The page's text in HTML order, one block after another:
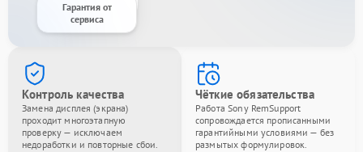
Гарантия от
сервиса
Контроль качества
Замена дисплея (экрана)
проходит многоэтапную
проверку — исключаем
недоработки и повторные сбои.
Чёткие обязательства
Работа Sony RemSupport
сопровождается прописанными
гарантийными условиями — без
размытых формулировок.